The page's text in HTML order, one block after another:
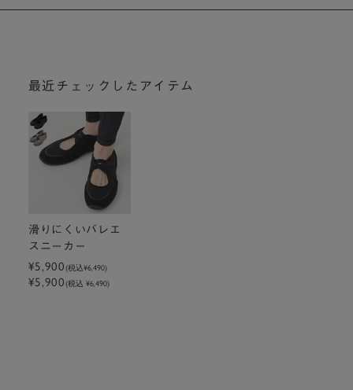
最近チェックしたアイテム
滑りにくいバレエ
スニーカー
¥5,900(税込¥6,490)
¥5,900(税込 ¥6,490)